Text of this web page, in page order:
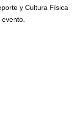
y Cultura Física